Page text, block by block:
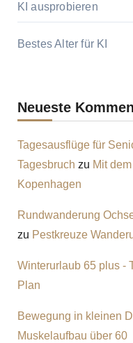
KI ausprobieren
Bestes Alter für KI
Neueste
Tagesausflüge für
Tagesbruch zu Mit
Kopenhagen
Rundwanderung
zu Pestkreuze
Winterurlaub 65 plus -
Plan
Bewegung in kleinen
Muskelaufbau über 60